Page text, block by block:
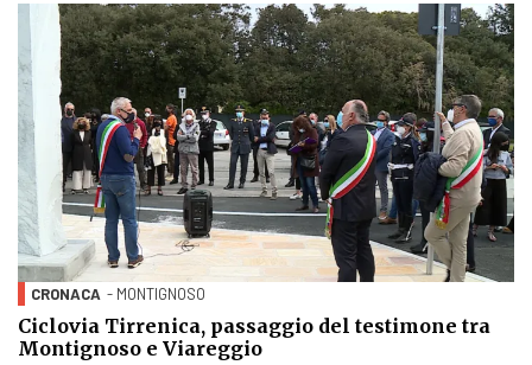
CRONACA - MONTIGNOSO
Ciclovia Tirrenica, passaggio del testimone tra
Montignoso e Viareggio